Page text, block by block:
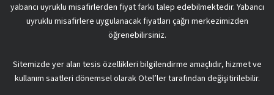
yabancı uyruklu misafirlerden fiyat farkı talep edebilmektedir. Yabancı
uyruklu misafirlere uygulanacak fiyatları çağrı merkezimizden
öğrenebilirsiniz.
Sitemizde yer alan tesis özellikleri bilgilendirme amaçlıdır, hizmet ve
kullanım saatleri dönemsel olarak Otel’ler tarafından değişitirilebilir.